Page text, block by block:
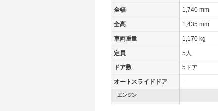
全幅 1,740 mm
全高 1,435 mm
車両重量 1,170 kg
定員 5人
ドア数 5ドア
オートスライドドア -
エンジン